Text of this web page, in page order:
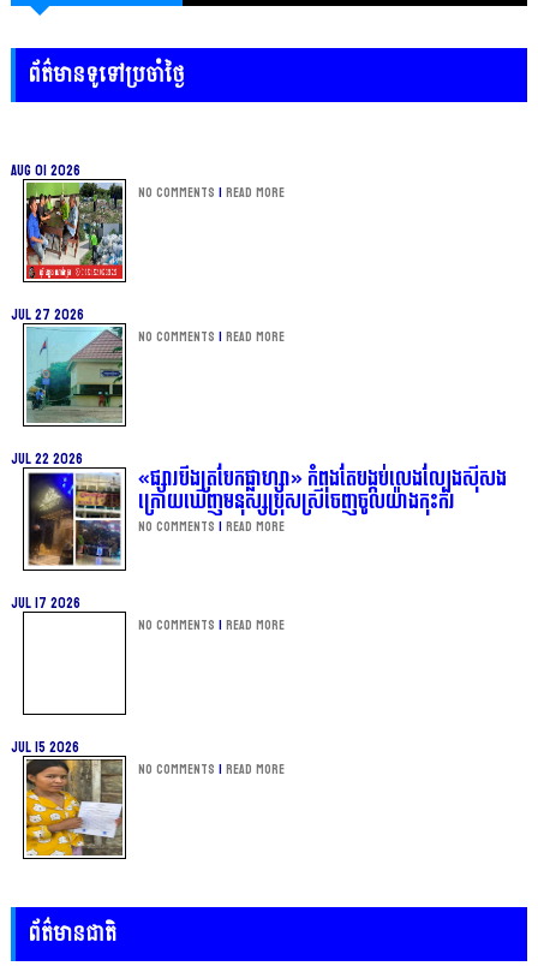
ព័ត៌មានទូទៅប្រចាំថ្ងៃ
Aug 01 2026
No Comments | Read more
Jul 27 2026
No Comments | Read more
Jul 22 2026
«ផ្សារបឹងត្របែកផ្លាហ្សា» កំពុងតែបង្កប់លេងល្បែងស៊ីសង
ក្រោយឃើញមនុស្សប្រុសស្រីចេញចូលយ៉ាងកុះករ
No Comments | Read more
Jul 17 2026
No Comments | Read more
Jul 15 2026
No Comments | Read more
ព័ត៌មានជាតិ